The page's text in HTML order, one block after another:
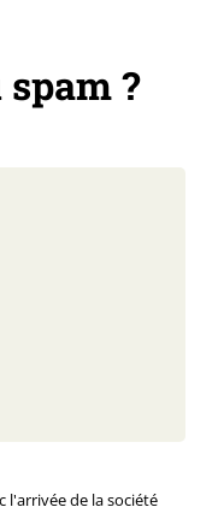
?
l'arrivée de la société